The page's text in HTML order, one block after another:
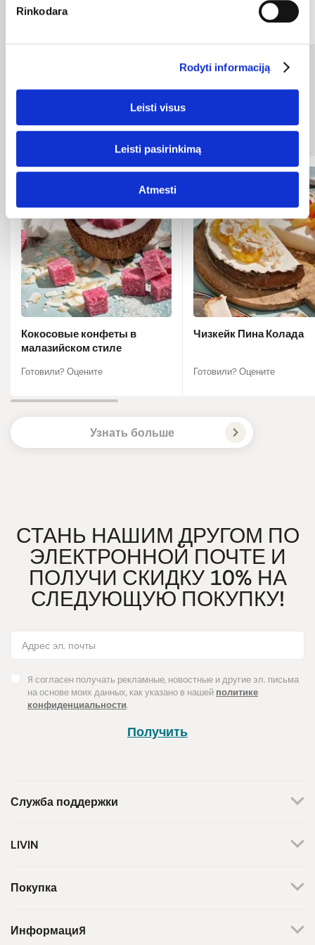
Rinkodara
Rodyti informaciją
Leisti visus
Leisti pasirinkimą
Atmesti
Добавить
Связанные
рецепты
Кокосовые конфеты в
малазийском стиле
Готовили? Оцените
Чизкейк Пина Колада
Готовили? Оцените
Узнать больше
СТАНЬ НАШИМ ДРУГОМ ПО
ЭЛЕКТРОННОЙ ПОЧТЕ И
ПОЛУЧИ СКИДКУ 10% НА
СЛЕДУЮЩУЮ ПОКУПКУ!
Я согласен получать рекламные, новостные и другие эл. письма
на основе моих данных, как указано в нашей политике
конфиденциальности.
Получить
Служба поддержки
Написать запрос
Мы работаем по будням.
LIVIN
Контакты
Бренды
Покупка
Доставка
Информация